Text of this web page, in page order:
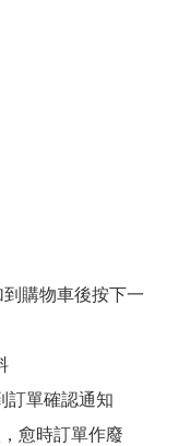
購物車後按下一
訂單確認通知
愈時訂單作廢